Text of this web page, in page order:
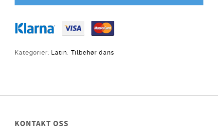
Kategorier: Latin, Tilbehør dans
KONTAKT OSS